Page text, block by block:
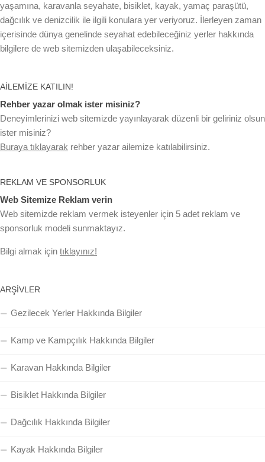
yaşamına, karavanla seyahate, bisiklet, kayak, yamaç paraşütü,
dağcılık ve denizcilik ile ilgili konulara yer veriyoruz. İlerleyen zaman
içerisinde dünya genelinde seyahat edebileceğiniz yerler hakkında
bilgilere de web sitemizden ulaşabileceksiniz.
AILEMIZE KATILIN!
Rehber yazar olmak ister misiniz?
Deneyimlerinizi web sitemizde yayınlayarak düzenli bir geliriniz olsun
ister misiniz?
Buraya tıklayarak rehber yazar ailemize katılabilirsiniz.
REKLAM VE SPONSORLUK
Web Sitemize Reklam verin
Web sitemizde reklam vermek isteyenler için 5 adet reklam ve
sponsorluk modeli sunmaktayız.
Bilgi almak için tıklayınız!
ARŞIVLER
Gezilecek Yerler Hakkında Bilgiler
Kamp ve Kampçılık Hakkında Bilgiler
Karavan Hakkında Bilgiler
Bisiklet Hakkında Bilgiler
Dağcılık Hakkında Bilgiler
Kayak Hakkında Bilgiler